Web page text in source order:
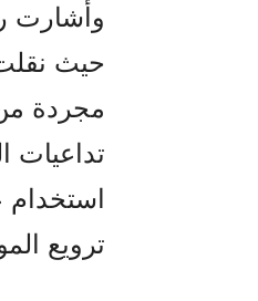
وأشارت
حيث
مجردة
تداعيات
استخدام
ترويع